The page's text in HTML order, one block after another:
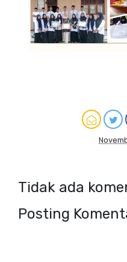
Tidak ada
Posting